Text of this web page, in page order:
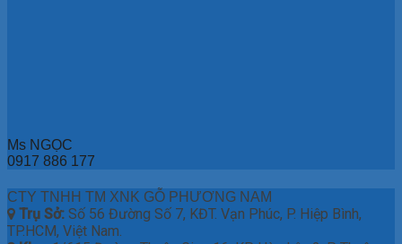
Ms NGỌC
0917 886 177
CTY TNHH TM XNK GỖ PHƯƠNG NAM
Trụ Sở: Số 56 Đường Số 7, KĐT. Vạn Phúc, P. Hiệp Bình,
TP.HCM, Việt Nam.